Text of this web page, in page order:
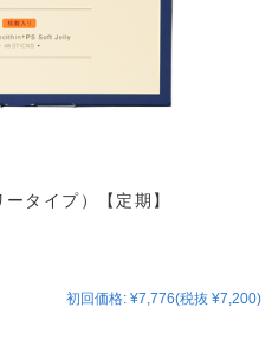
タイプ）【定期】
初回価格: ¥7,776(税抜 ¥7,200)